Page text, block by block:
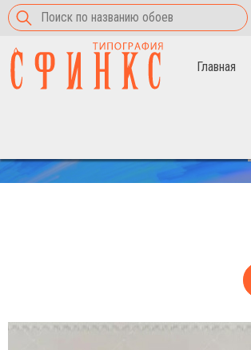
Главная